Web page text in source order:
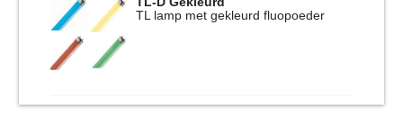
TL lamp met gekleurd fluopoeder